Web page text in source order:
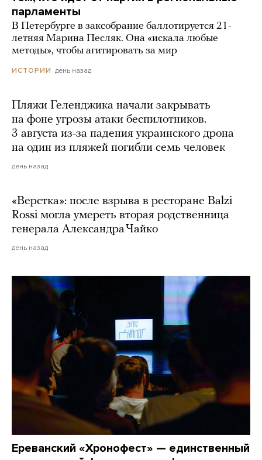
парламенты
В Петербурге в заксобрание баллотируется 21-
летняя Марина Песляк. Она «искала любые
методы», чтобы агитировать за мир
ИСТОРИИ день назад
Пляжи Геленджика начали закрывать
на фоне угрозы атаки беспилотников.
3 августа из-за падения украинского дрона
на один из пляжей погибли семь человек
день назад
«Верстка»: после взрыва в ресторане Balzi
Rossi могла умереть вторая родственница
генерала Александра Чайко
день назад
Ереванский «Хронофест» — единственный